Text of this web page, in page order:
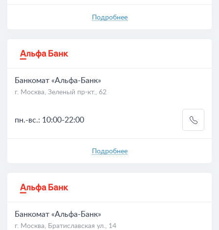
Подробнее
Банкомат «Альфа-Банк»
г. Москва, Зеленый пр-кт., 62
пн.-вс.: 10:00-22:00
Подробнее
Банкомат «Альфа-Банк»
г. Москва, Братиславская ул., 14